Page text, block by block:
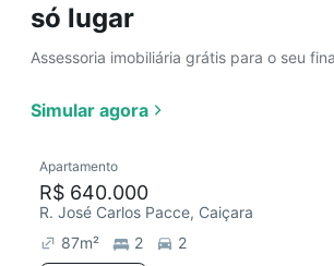
só lugar
Assessoria imobiliária grátis para o seu
Simular agora
Apartamento
R$ 640.000
R. José Carlos Pacce, Caiçara
87m² 2
2